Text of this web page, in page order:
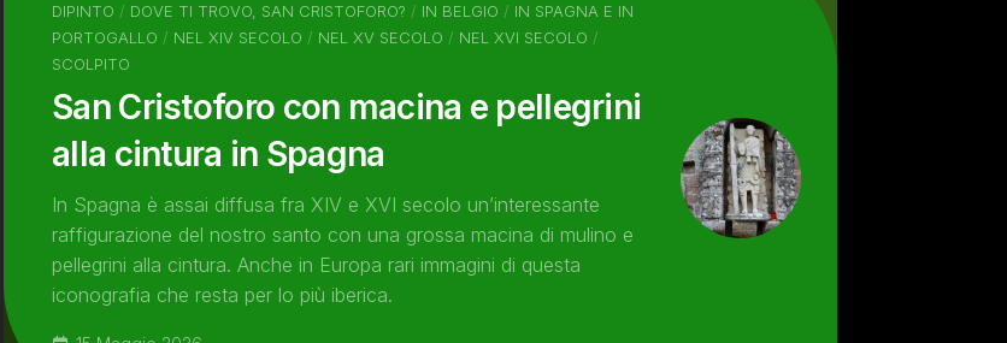
DIPINTO / DOVE TI TROVO, SAN CRISTOFORO? / IN BELGIO / IN SPAGNA E IN
PORTOGALLO / NEL XIV SECOLO / NEL XV SECOLO / NEL XVI SECOLO /
SCOLPITO
San Cristoforo con macina e pellegrini
alla cintura in Spagna
In Spagna è assai diffusa fra XIV e XVI secolo un’interessante
raffigurazione del nostro santo con una grossa macina di mulino e
pellegrini alla cintura. Anche in Europa rari immagini di questa
iconografia che resta per lo più iberica.